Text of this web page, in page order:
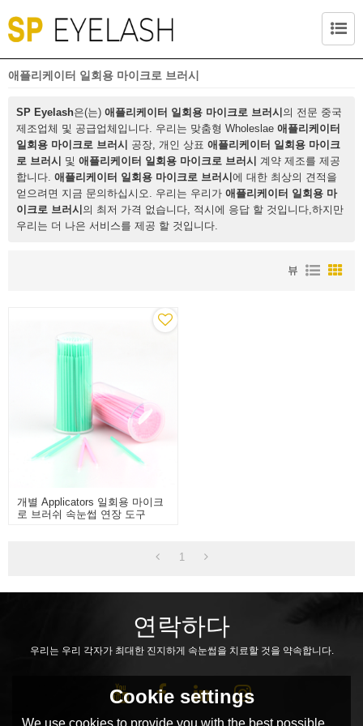
애플리케이터 일회용 마이크로 브러시
SP Eyelash은(는) 애플리케이터 일회용 마이크로 브러시 의 전문 중국
제조업체 및 공급업체입니다. 우리는 맞춤형 Wholeslae 애플리케이터
일회용 마이크로 브러시
공장, 개인 상표 애플리케이터 일회용 마이크
로 브러시
및 애플리케이터 일회용 마이크로 브러시 계약 제조를 제공
합니다. 애플리케이터 일회용 마이크로 브러시 에 대한 최상의 견적을
얻으려면 지금 문의하십시오. 우리는 우리가 애플리케이터 일회용 마
이크로 브러시 의 최저 가격 없습니다, 적시에 응답 할 것입니다,하지만
우리는 더 나은 서비스를 제공 할 것입니다.
뷰
개별 Applicators 일회용 마이크
로 브러쉬 속눈썹 연장 도구
1
연락하다
우리는 우리 각자가 최대한 진지하게 속눈썹을 치료할 것을 약속합니다.
Cookie settings
We use cookies to provide you with the best possible